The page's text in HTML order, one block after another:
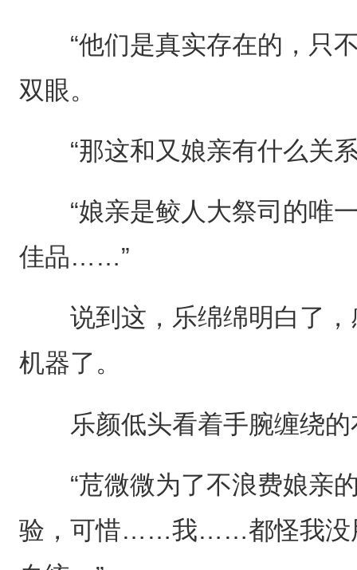
“他们是真实存在的，只不
双眼。
“那这和又娘亲有什么关系
“娘亲是鲛人大祭司的唯一
佳品……”
说到这，乐绵绵明白了，
机器了。
乐颜低头看着手腕缠绕的
“苊微微为了不浪费娘亲的
验，可惜……我……都怪我没